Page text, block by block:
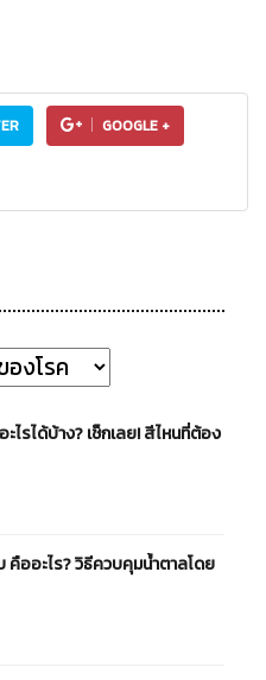
GOOGLE +
ไรได้บ้าง? เช็กเลย! สีไหนที่ต้อง
คืออะไร? วิธีควบคุมน้ำตาลโดย